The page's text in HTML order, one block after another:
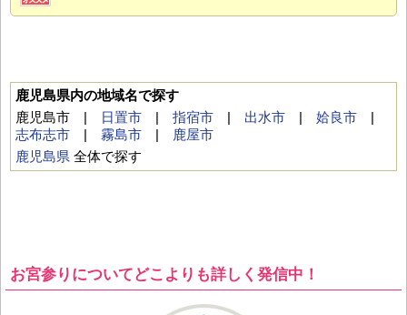
鹿児島県内の地域名で探す
鹿児島市 |
日置市 | 指宿市 | 出水市 | 姶良市 |
志布志市 | 霧島市 |
鹿屋市
鹿児島県 全体で探す
お宮参りについてどこよりも詳しく発信中！